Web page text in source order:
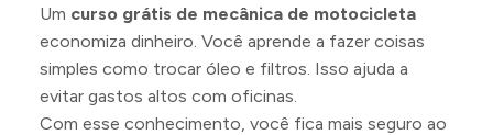
Um curso grátis de mecânica de motocicleta
economiza dinheiro. Você aprende a fazer coisas
simples como trocar óleo e filtros. Isso ajuda a
evitar gastos altos com oficinas.
Com esse conhecimento, você fica mais seguro ao